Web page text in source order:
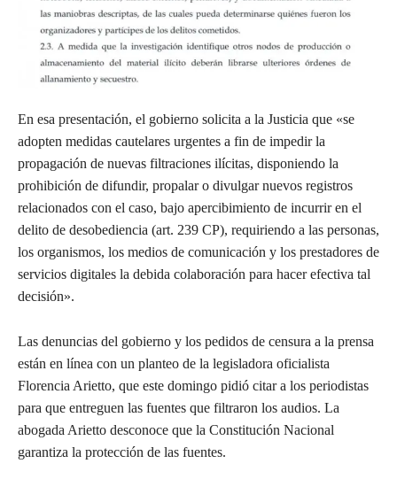
En esa presentación, el gobierno solicita a la Justicia que «se
adopten medidas cautelares urgentes a fin de impedir la
propagación de nuevas filtraciones ilícitas, disponiendo la
prohibición de difundir, propalar o divulgar nuevos registros
relacionados con el caso, bajo apercibimiento de incurrir en el
delito de desobediencia (art. 239 CP), requiriendo a las personas,
los organismos, los medios de comunicación y los prestadores de
servicios digitales la debida colaboración para hacer efectiva tal
decisión».
Las denuncias del gobierno y los pedidos de censura a la prensa
están en línea con un planteo de la legisladora oficialista
Florencia Arietto, que este domingo pidió citar a los periodistas
para que entreguen las fuentes que filtraron los audios. La
abogada Arietto desconoce que la Constitución Nacional
garantiza la protección de las fuentes.